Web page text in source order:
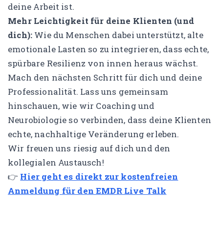
deine Arbeit ist.
Mehr Leichtigkeit für deine Klienten (und
dich): Wie du Menschen dabei unterstützt, alte
emotionale Lasten so zu integrieren, dass echte,
spürbare Resilienz von innen heraus wächst.
Mach den nächsten Schritt für dich und deine
Professionalität. Lass uns gemeinsam
hinschauen, wie wir Coaching und
Neurobiologie so verbinden, dass deine Klienten
echte, nachhaltige Veränderung erleben.
Wir freuen uns riesig auf dich und den
kollegialen Austausch!
👉 Hier geht es direkt zur kostenfreien
Anmeldung für den EMDR Live Talk